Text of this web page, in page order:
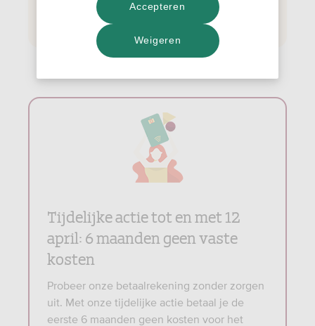
2026. Heb je in die periode meegedaan? Dan
vind je hieronder de actievoorwaarden terug.
Tijdelijke actie tot en met 12
april: 6 maanden geen vaste
kosten
Probeer onze betaalrekening zonder zorgen
uit. Met onze tijdelijke actie betaal je de
eerste 6 maanden geen kosten voor het
Weigeren
Accepteren